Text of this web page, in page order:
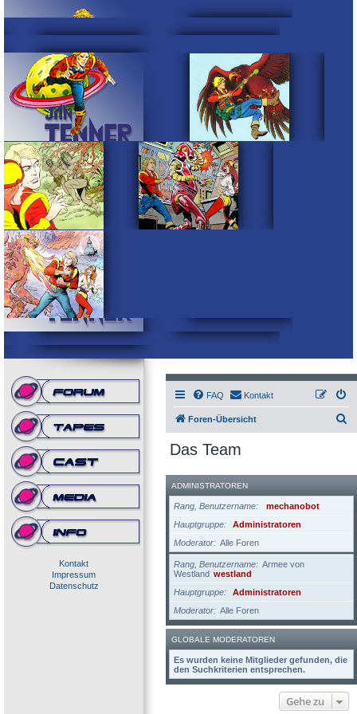
Kontakt
Impressum
Datenschutz
FAQ Kontakt
Foren-Übersicht
h
e
Das Team
ADMINISTRATOREN
Rang, Benutzername
mechanobot
Hauptgruppe
Administratoren
Moderator
Alle Foren
Rang, Benutzername
Armee von
Westland westland
Hauptgruppe
Administratoren
Moderator
Alle Foren
GLOBALE MODERATOREN
Es wurden keine Mitglieder gefunden, die
den Suchkriterien entsprechen.
Gehe zu